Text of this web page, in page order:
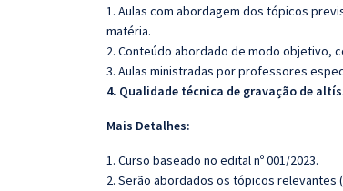
1. Aulas com abordagem dos tópicos
matéria.
2. Conteúdo abordado de modo objetivo,
3. Aulas ministradas por professores
4. Qualidade técnica de gravação de
Mais Detalhes:
1. Curso baseado no edital nº 001/2023.
2. Serão abordados os tópicos